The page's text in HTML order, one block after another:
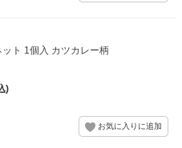
ット 1個入 カツカレー柄
)